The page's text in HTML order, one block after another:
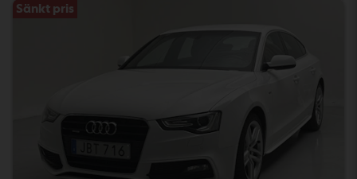
Sänkt pris